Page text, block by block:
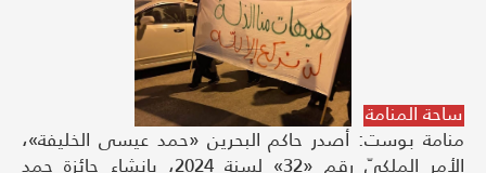
ساحة المنامة
منامة بوست: أصدر حاكم البحرين «حمد عيسى الخليفة»،
الأمر الملكيّ رقم «32» لسنة 2024، بإنشاء جائزة حمد